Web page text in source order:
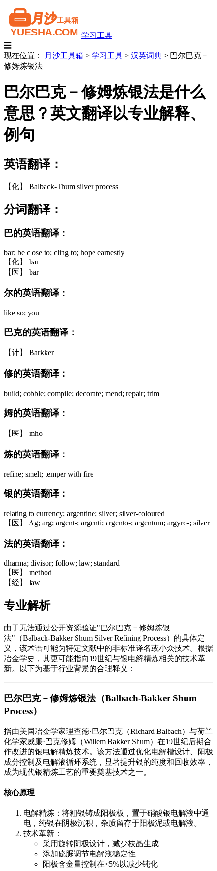
学习工具
☰
现在位置：
月沙工具箱 > 学习工具 > 汉英词典 > 巴尔巴克－
修姆炼银法
巴尔巴克－修姆炼银法是什么
意思？英文翻译以专业解释、
例句
英语翻译：
【化】 Balback-Thum silver process
分词翻译：
巴的英语翻译：
bar; be close to; cling to; hope earnestly
【化】 bar
【医】 bar
尔的英语翻译：
like so; you
巴克的英语翻译：
【计】 Barkker
修的英语翻译：
build; cobble; compile; decorate; mend; repair; trim
姆的英语翻译：
【医】 mho
炼的英语翻译：
refine; smelt; temper with fire
银的英语翻译：
relating to currency; argentine; silver; silver-coloured
【医】 Ag; arg; argent-; argenti; argento-; argentum; argyro-; silver
法的英语翻译：
dharma; divisor; follow; law; standard
【医】 method
【经】 law
专业解析
由于无法通过公开资源验证"巴尔巴克－修姆炼银
法"（Balbach-Bakker Shum Silver Refining Process）的具体定
义，该术语可能为特定文献中的非标准译名或小众技术。根据
冶金学史，其更可能指向19世纪与银电解精炼相关的技术革
新。以下为基于行业背景的合理释义：
巴尔巴克－修姆炼银法（Balbach-Bakker Shum
Process）
指由美国冶金学家理查德·巴尔巴克（Richard Balbach）与荷兰
化学家威廉·巴克修姆（Willem Bakker Shum）在19世纪后期合
作改进的银电解精炼技术。该方法通过优化电解槽设计、阳极
成分控制及电解液循环系统，显著提升银的纯度和回收效率，
成为现代银精炼工艺的重要奠基技术之一。
核心原理
电解精炼：将粗银铸成阳极板，置于硝酸银电解液中通
电，纯银在阴极沉积，杂质留存于阳极泥或电解液。
技术革新：
采用旋转阴极设计，减少枝晶生成
添加硫脲调节电解液稳定性
阳极含金量控制在<5%以减少钝化